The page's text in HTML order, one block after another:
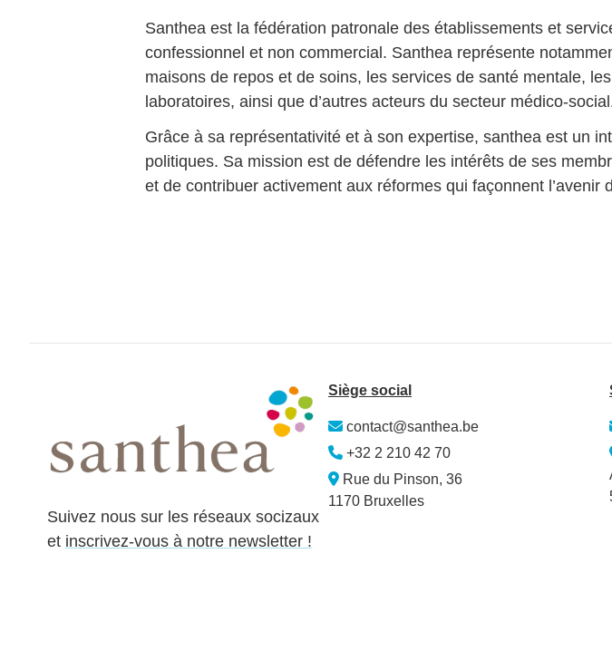
Santhea est la fédération patronale des établissements et
confessionnel et non commercial. Santhea représente
maisons de repos et de soins, les services de santé mentale,
laboratoires, ainsi que d’autres acteurs du secteur médico-
Grâce à sa représentativité et à son expertise, santhea est un
politiques. Sa mission est de défendre les intérêts de ses
et de contribuer activement aux réformes qui façonnent l’avenir
Suivez nous sur les réseaux socizaux
et inscrivez-vous à notre newsletter !
Siège social
contact@santhea.be
+32 2 210 42 70
Rue du Pinson, 36
1170 Bruxelles